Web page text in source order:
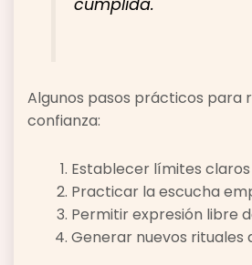
Algunos pasos prácticos para
confianza:
Establecer límites
Practicar la escucha
Permitir expresión libre
Generar nuevos rituales